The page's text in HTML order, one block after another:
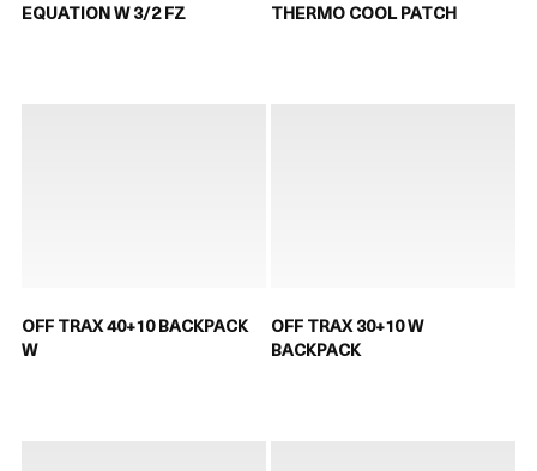
EQUATION W 3/2 FZ THERMO COOL PATCH
OFF TRAX 40+10 BACKPACK
W
OFF TRAX 30+10 W
BACKPACK